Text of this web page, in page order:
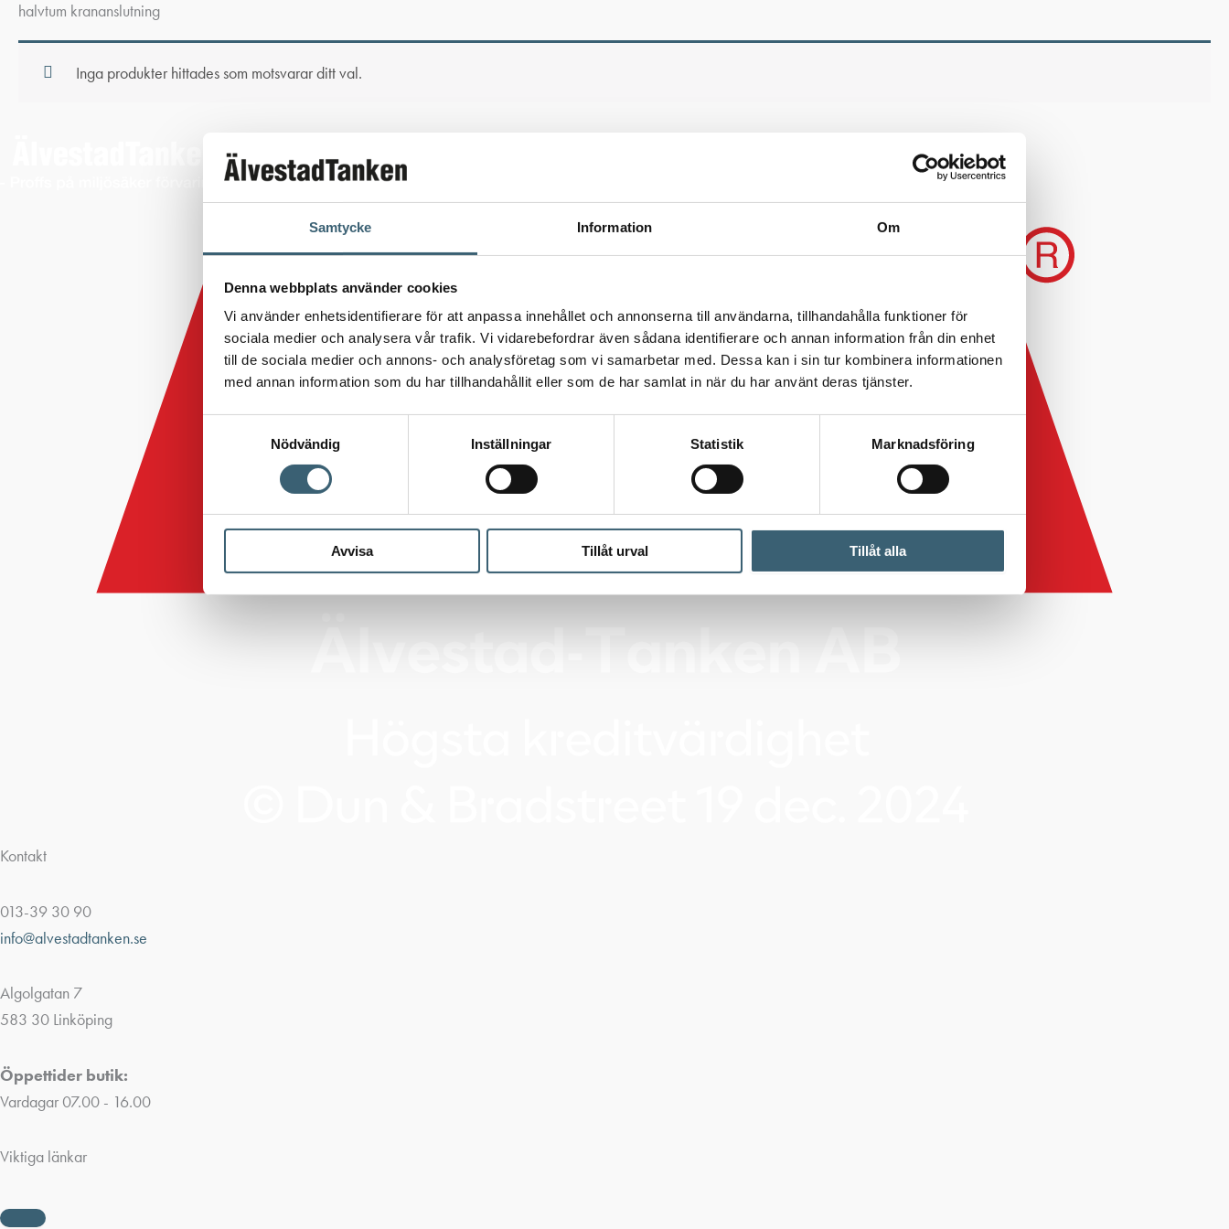
Samtycke Information Om
Denna webbplats använder cookies
Vi använder enhetsidentifierare för att anpassa innehållet och annonserna till användarna, tillhandahålla funktioner för
sociala medier och analysera vår trafik. Vi vidarebefordrar även sådana identifierare och annan information från din enhet
till de sociala medier och annons- och analysföretag som vi samarbetar med. Dessa kan i sin tur kombinera informationen
med annan information som du har tillhandahållit eller som de har samlat in när du har använt deras tjänster.
Nödvändig
Inställningar Statistik Marknadsföring
Avvisa Tillåt urval Tillåt alla
halvtum krananslutning
Inga produkter hittades som motsvarar ditt val.
Kontakt
013-39 30 90
info@alvestadtanken.se
Algolgatan 7
583 30 Linköping
Öppettider butik:
Vardagar 07.00 - 16.00
Viktiga länkar